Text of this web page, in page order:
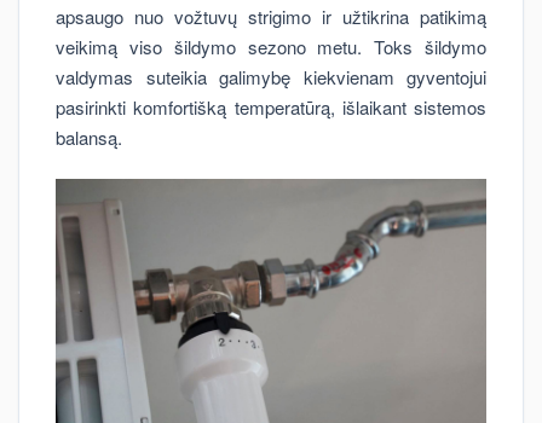
apsaugo nuo vožtuvų strigimo ir užtikrina patikimą
veikimą viso šildymo sezono metu. Toks šildymo
valdymas suteikia galimybę kiekvienam gyventojui
pasirinkti komfortišką temperatūrą, išlaikant sistemos
balansą.